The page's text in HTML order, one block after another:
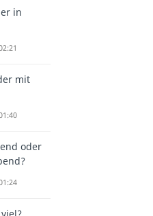
in
mit
oder